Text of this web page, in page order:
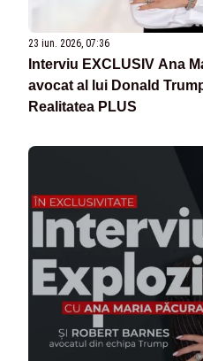
23 iun. 2026, 07:36
Interviu EXCLUSIV Ana
avocat al lui Donald
Realitatea PLUS